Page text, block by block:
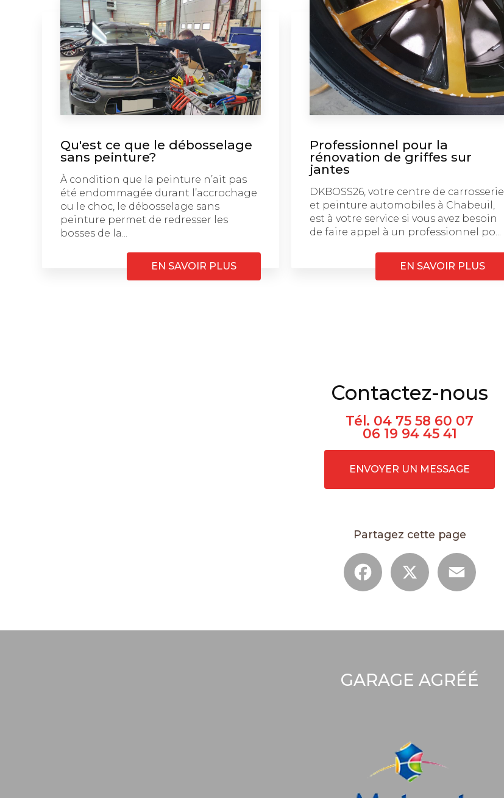
Qu'est ce que le débosselage
sans peinture?
À condition que la peinture n’ait pas
été endommagée durant l’accrochage
ou le choc, le débosselage sans
peinture permet de redresser les
bosses de la...
EN SAVOIR PLUS
Professionnel pour la
rénovation de griffes sur
jantes
DKBOSS26, votre centre de carrosserie
et peinture automobiles à Chabeuil,
est à votre service si vous avez besoin
de faire appel à un professionnel po...
EN SAVOIR PLUS
Contactez-nous
Tél. 04 75 58 60 07
06 19 94 45 41
ENVOYER UN MESSAGE
Partagez cette page
Facebook
GARAGE AGRÉÉ